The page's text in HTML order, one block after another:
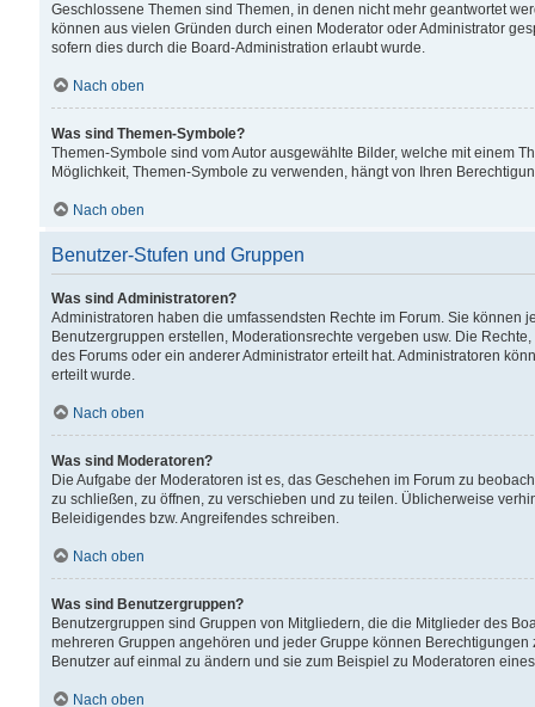
Geschlossene Themen sind Themen, in denen nicht mehr geantwortet
können aus vielen Gründen durch einen Moderator oder Administrator
sofern dies durch die Board-Administration erlaubt wurde.
Nach oben
Was sind Themen-Symbole?
Themen-Symbole sind vom Autor ausgewählte Bilder, welche mit einem
Möglichkeit, Themen-Symbole zu verwenden, hängt von Ihren
Nach oben
Benutzer-Stufen und Gruppen
Was sind Administratoren?
Administratoren haben die umfassendsten Rechte im Forum. Sie können
Benutzergruppen erstellen, Moderationsrechte vergeben usw. Die
des Forums oder ein anderer Administrator erteilt hat. Administratoren
erteilt wurde.
Nach oben
Was sind Moderatoren?
Die Aufgabe der Moderatoren ist es, das Geschehen im Forum zu
zu schließen, zu öffnen, zu verschieben und zu teilen. Üblicherweise
Beleidigendes bzw. Angreifendes schreiben.
Nach oben
Was sind Benutzergruppen?
Benutzergruppen sind Gruppen von Mitgliedern, die die Mitglieder des
mehreren Gruppen angehören und jeder Gruppe können
Benutzer auf einmal zu ändern und sie zum Beispiel zu Moderatoren
Nach oben